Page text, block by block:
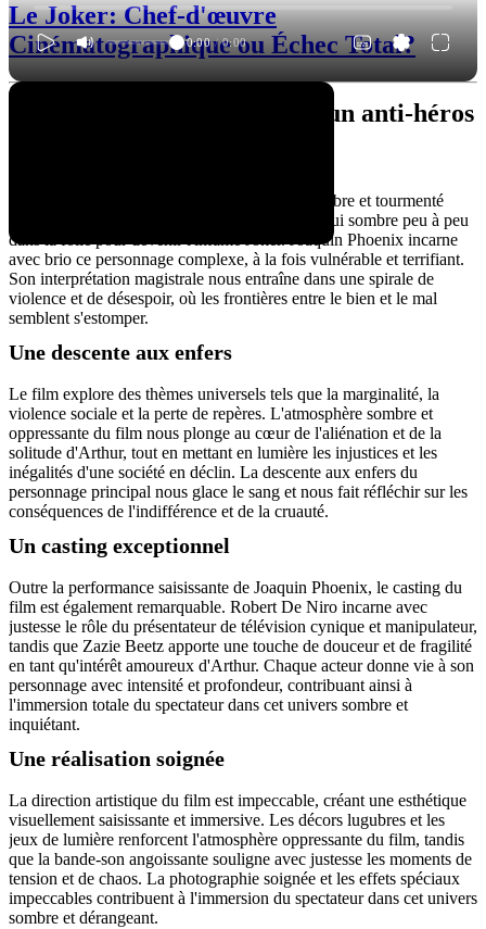
Le Joker: Chef-d'œuvre
Cinématographique ou Échec Total?
0:00 / 0:00
Joker : le portrait sombre d'un anti-héros
Le film "Joker" nous plonge dans l'univers sombre et tourmenté
d'Arthur Fleck, un comédien de stand-up raté qui sombre peu à peu
dans la folie pour devenir l'infâme Joker. Joaquin Phoenix incarne
avec brio ce personnage complexe, à la fois vulnérable et terrifiant.
Son interprétation magistrale nous entraîne dans une spirale de
violence et de désespoir, où les frontières entre le bien et le mal
semblent s'estomper.
Une descente aux enfers
Le film explore des thèmes universels tels que la marginalité, la
violence sociale et la perte de repères. L'atmosphère sombre et
oppressante du film nous plonge au cœur de l'aliénation et de la
solitude d'Arthur, tout en mettant en lumière les injustices et les
inégalités d'une société en déclin. La descente aux enfers du
personnage principal nous glace le sang et nous fait réfléchir sur les
conséquences de l'indifférence et de la cruauté.
Un casting exceptionnel
Outre la performance saisissante de Joaquin Phoenix, le casting du
film est également remarquable. Robert De Niro incarne avec
justesse le rôle du présentateur de télévision cynique et manipulateur,
tandis que Zazie Beetz apporte une touche de douceur et de fragilité
en tant qu'intérêt amoureux d'Arthur. Chaque acteur donne vie à son
personnage avec intensité et profondeur, contribuant ainsi à
l'immersion totale du spectateur dans cet univers sombre et
inquiétant.
Une réalisation soignée
La direction artistique du film est impeccable, créant une esthétique
visuellement saisissante et immersive. Les décors lugubres et les
jeux de lumière renforcent l'atmosphère oppressante du film, tandis
que la bande-son angoissante souligne avec justesse les moments de
tension et de chaos. La photographie soignée et les effets spéciaux
impeccables contribuent à l'immersion du spectateur dans cet univers
sombre et dérangeant.